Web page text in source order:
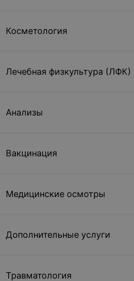
Косметология
Лечебная физкультура (ЛФК)
Анализы
Вакцинация
Медицинские осмотры
Дополнительные услуги
Травматология